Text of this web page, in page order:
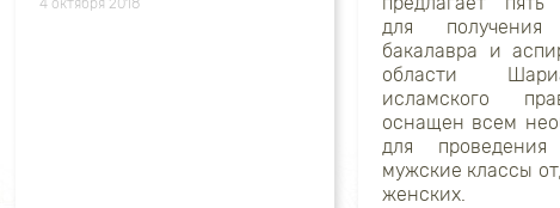
4 октября 2018
для получения
бакалавра и
области
исламского
оснащен всем
для проведения
мужские классы
женских.